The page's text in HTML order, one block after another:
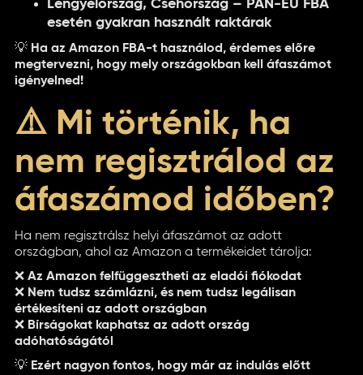
Lengyelország, Csehország – PAN-EU FBA
esetén gyakran használt raktárak
💡 Ha az Amazon FBA-t használod, érdemes előre
megtervezni, hogy mely országokban kell áfaszámot
igényelned!
⚠️ Mi történik, ha
nem regisztrálod az
áfaszámod időben?
Ha nem regisztrálsz helyi áfaszámot az adott
országban, ahol az Amazon a termékeidet tárolja:
❌ Az Amazon felfüggesztheti az eladói fiókodat
❌ Nem tudsz számlázni, és nem tudsz legálisan
értékesíteni az adott országban
❌ Bírságokat kaphatsz az adott ország
adóhatóságától
💡 Ezért nagyon fontos, hogy már az indulás előtt